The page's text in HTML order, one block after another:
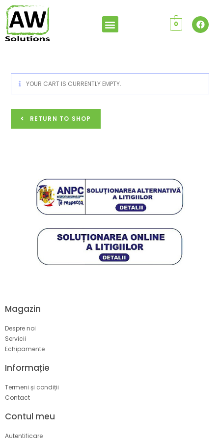
0
YOUR CART IS CURRENTLY EMPTY.
RETURN TO SHOP
Magazin
Despre noi
Servicii
Echipamente
Informație
Termeni și condiții
Contact
Contul meu
Autentificare